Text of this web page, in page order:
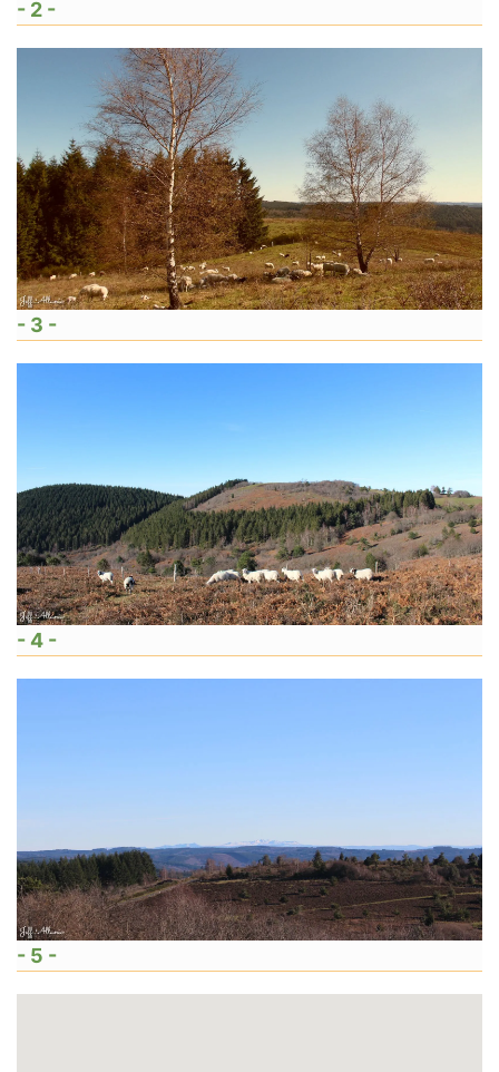
- 2 -
- 3 -
- 4 -
- 5 -